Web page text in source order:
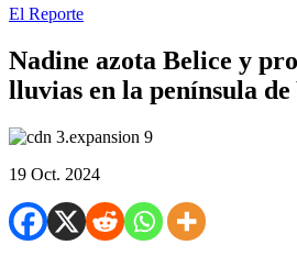
El Reporte
Nadine azota Belice y
lluvias en la península de
19 Oct. 2024